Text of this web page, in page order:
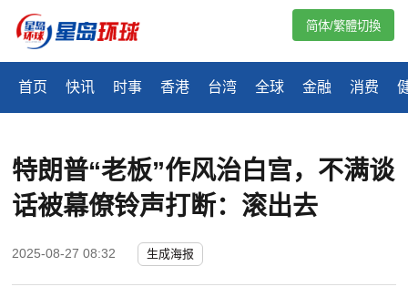
首页 快讯 时事 香港 台湾 全球 金融 消费
简体/繁體切換
特朗普“老板”作风治白宫，不满谈
话被幕僚铃声打断：滚出去
2025-08-27 08:32 生成海报